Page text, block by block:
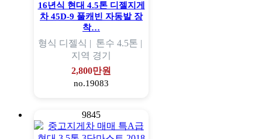
16년식 현대 4.5톤 디젤지게
차 45D-9 풀캐빈 자동발 장
착…
형식 디젤식 | 톤수 4.5톤 |
지역 경기
2,800만원
no.19083
9845